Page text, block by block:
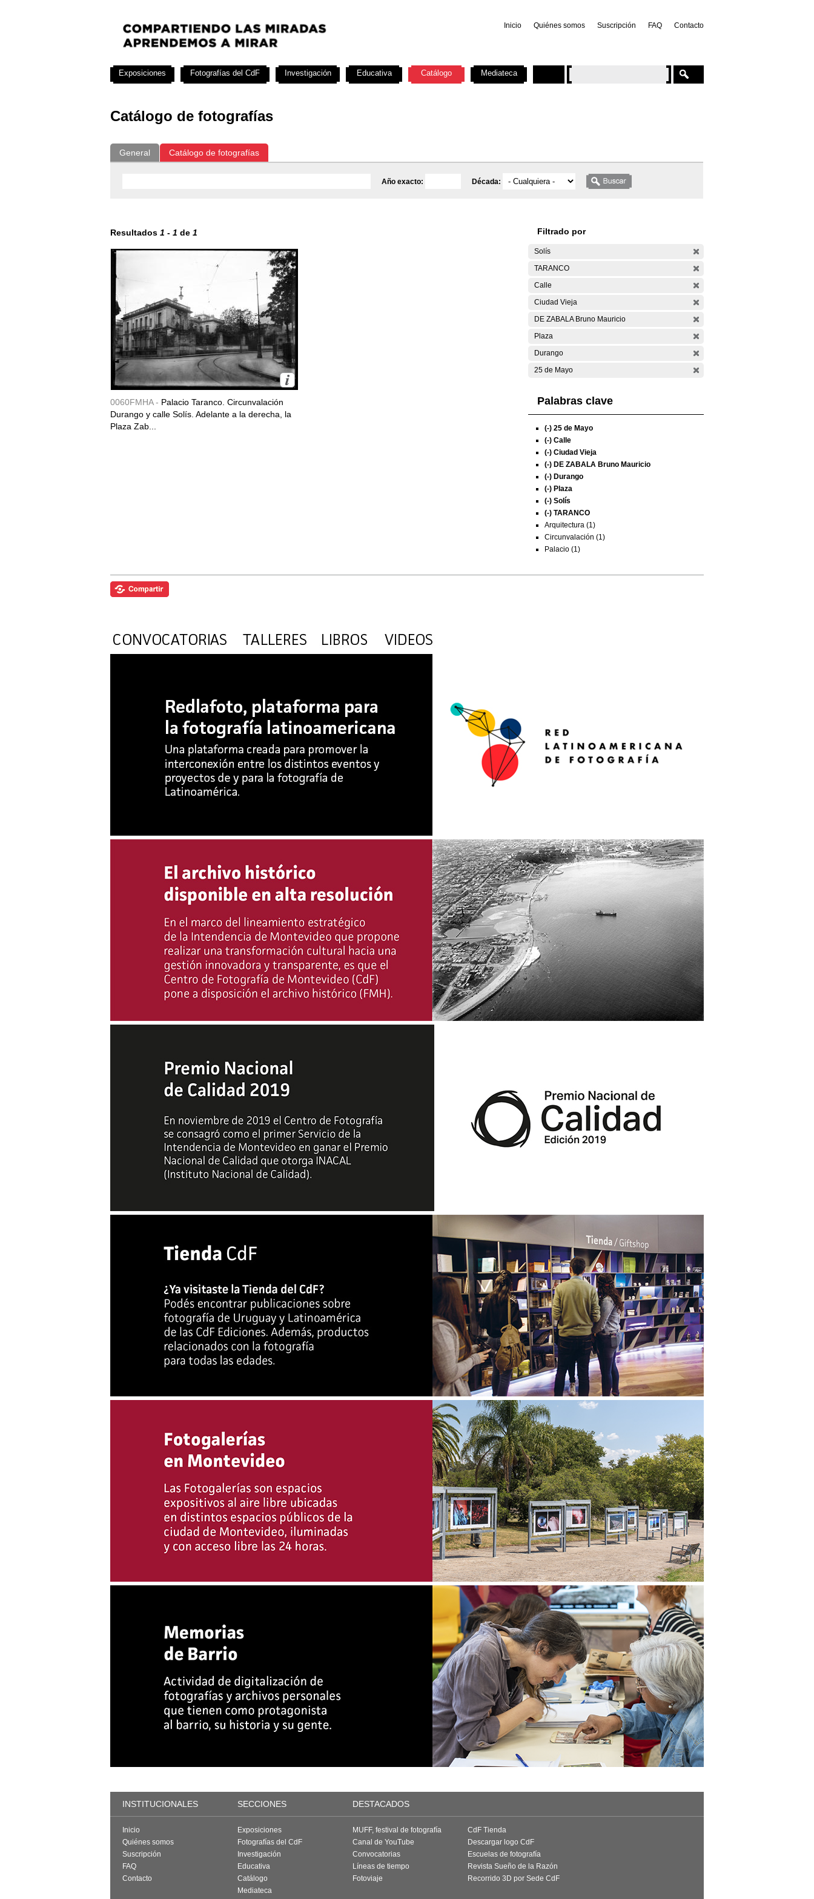
Inicio Quiénes somos Suscripción FAQ Contacto
Catálogo de fotografías
General Catálogo de fotografías
Año exacto: Década:
Resultados 1 - 1 de 1
0060FMHA - Palacio Taranco. Circunvalación
Durango y calle Solís. Adelante a la derecha, la
Plaza Zab...
Filtrado por
Solís
TARANCO
Calle
Ciudad Vieja
DE ZABALA Bruno Mauricio
Plaza
Durango
25 de Mayo
Palabras clave
(-) 25 de Mayo
(-) Calle
(-) Ciudad Vieja
(-) DE ZABALA Bruno Mauricio
(-) Durango
(-) Plaza
(-) Solís
(-) TARANCO
Arquitectura (1)
Circunvalación (1)
Palacio (1)
Exposiciones Fotografías del CdF Investigación Educativa Catálogo Mediateca
INSTITUCIONALES SECCIONES DESTACADOS
Inicio
Quiénes somos
Suscripción
FAQ
Contacto
Exposiciones
Fotografías del CdF
Investigación
Educativa
Catálogo
Mediateca
MUFF, festival de fotografía
Canal de YouTube
Convocatorias
Líneas de tiempo
Fotoviaje
CdF Tienda
Descargar logo CdF
Escuelas de fotografía
Revista Sueño de la Razón
Recorrido 3D por Sede CdF